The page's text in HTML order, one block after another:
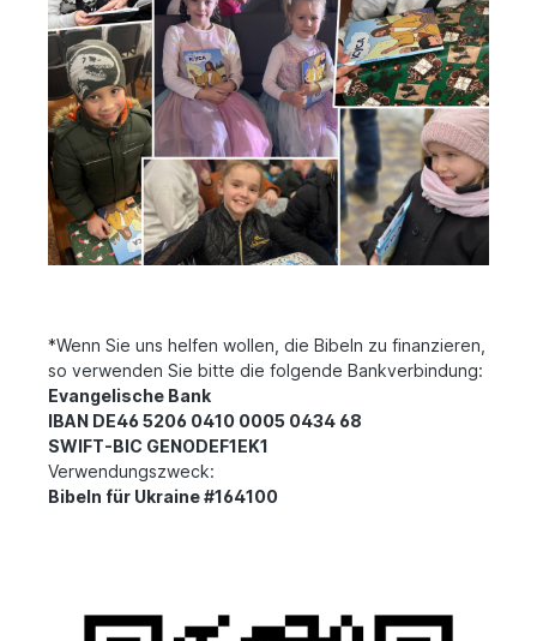
*Wenn Sie uns helfen wollen, die Bibeln zu finanzieren,
so verwenden Sie bitte die folgende Bankverbindung:
Evangelische Bank
IBAN DE46 5206 0410 0005 0434 68
SWIFT-BIC GENODEF1EK1
Verwendungszweck:
Bibeln für Ukraine #164100